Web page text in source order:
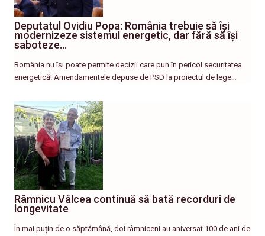
Deputatul Ovidiu Popa: România trebuie să își
modernizeze sistemul energetic, dar fără să își
saboteze…
România nu își poate permite decizii care pun în pericol securitatea
energetică! Amendamentele depuse de PSD la proiectul de lege…
Râmnicu Vâlcea continuă să bată recorduri de
longevitate
În mai puțin de o săptămână, doi râmniceni au aniversat 100 de ani de